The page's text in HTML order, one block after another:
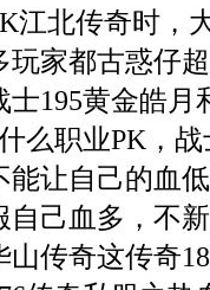
江北传奇时，
家都古惑仔
195黄金皓月
么职业PK，
让自己的血
己血多，不
传奇这传奇